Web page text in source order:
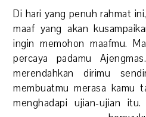
Di hari yang penuh rahmat
maaf yang akan
ingin memohon maafmu.
percaya padamu
merendahkan dirimu
membuatmu merasa kamu
menghadapi ujian-ujian